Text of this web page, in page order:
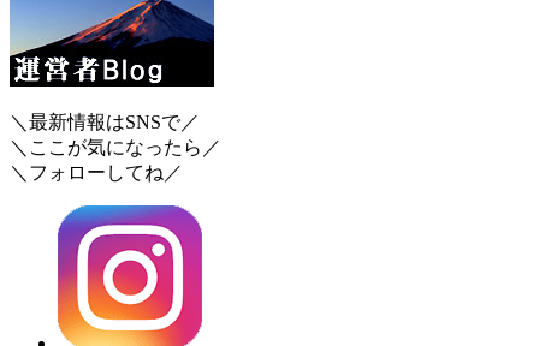
＼最新情報はSNSで／
＼ここが気になったら／
＼フォローしてね／